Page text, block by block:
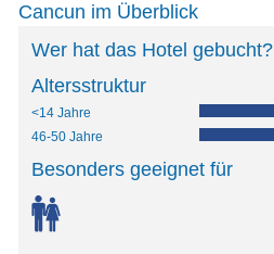
Cancun im Überblick
Wer hat das Hotel gebucht?
Altersstruktur
<14 Jahre
46-50 Jahre
Besonders geeignet für